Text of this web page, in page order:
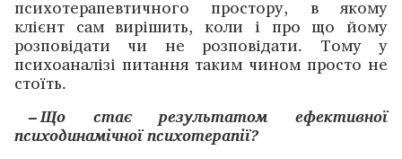
психотерапевтичного простору, в якому
клієнт сам вирішить, коли і про що йому
розповідати чи не розповідати. Тому у
психоаналізі питання таким чином просто не
стоїть.
– Що стає результатом ефективної
психодинамічної психотерапії?